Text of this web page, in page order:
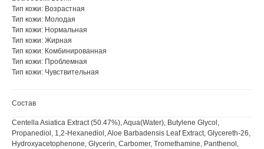
Тип кожи: Возрастная
Тип кожи: Молодая
Тип кожи: Нормальная
Тип кожи: Жирная
Тип кожи: Комбинированная
Тип кожи: Проблемная
Тип кожи: Чувствительная
Состав
Centella Asiatica Extract (50.47%), Aqua(Water), Butylene Glycol,
Propanediol, 1,2-Hexanediol, Aloe Barbadensis Leaf Extract, Glycereth-26,
Hydroxyacetophenone, Glycerin, Carbomer, Tromethamine, Panthenol,